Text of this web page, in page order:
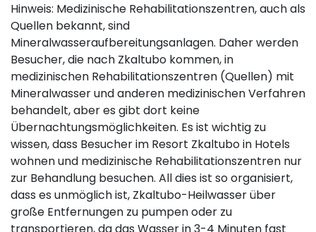
Hinweis: Medizinische Rehabilitationszentren, auch als
Quellen bekannt, sind
Mineralwasseraufbereitungsanlagen. Daher werden
Besucher, die nach Zkaltubo kommen, in
medizinischen Rehabilitationszentren (Quellen) mit
Mineralwasser und anderen medizinischen Verfahren
behandelt, aber es gibt dort keine
Übernachtungsmöglichkeiten. Es ist wichtig zu
wissen, dass Besucher im Resort Zkaltubo in Hotels
wohnen und medizinische Rehabilitationszentren nur
zur Behandlung besuchen. All dies ist so organisiert,
dass es unmöglich ist, Zkaltubo-Heilwasser über
große Entfernungen zu pumpen oder zu